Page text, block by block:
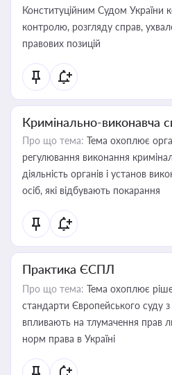
Конституційним Судом України
контролю, розгляду справ,
правових позицій
Кримінально-виконавча
Про що тема: Тема охоплює
регулювання виконання
діяльність органів і установ
осіб, які відбувають покарання
Практика ЄСПЛ
Про що тема: Тема охоплює
стандарти Європейського суду
впливають на тлумачення прав
норм права в Україні